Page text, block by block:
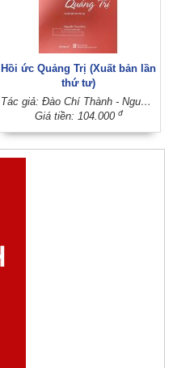
Hồi ức Quảng Trị (Xuất bản lần
thứ tư)
Tác giả: Đào Chí Thành - Nguyễn Thanh Quang; Sưu tầm và biên soạn: Nguyễn Thụy Kha
Giá tiền: 104.000 đ